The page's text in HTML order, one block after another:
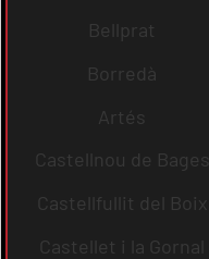
Bellprat
Borredà
Artés
Castellnou de Bages
Castellfullit del Boix
Castellet i la Gornal